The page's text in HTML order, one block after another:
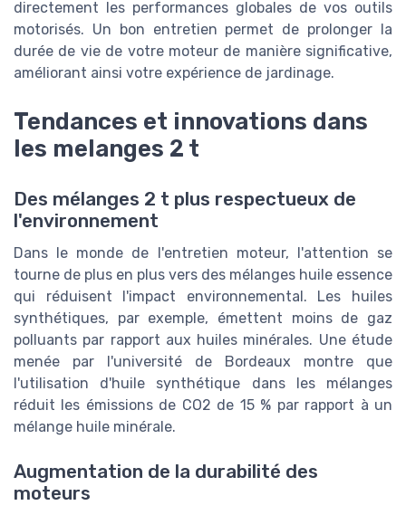
directement les performances globales de vos outils
motorisés. Un bon entretien permet de prolonger la
durée de vie de votre moteur de manière significative,
améliorant ainsi votre expérience de jardinage.
Tendances et innovations dans
les melanges 2 t
Des mélanges 2 t plus respectueux de
l'environnement
Dans le monde de l'entretien moteur, l'attention se
tourne de plus en plus vers des mélanges huile essence
qui réduisent l'impact environnemental. Les huiles
synthétiques, par exemple, émettent moins de gaz
polluants par rapport aux huiles minérales. Une étude
menée par l'université de Bordeaux montre que
l'utilisation d'huile synthétique dans les mélanges
réduit les émissions de CO2 de 15 % par rapport à un
mélange huile minérale.
Augmentation de la durabilité des
moteurs